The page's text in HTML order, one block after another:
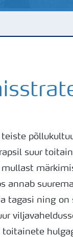
teiste
suur
annab
tagasi ning on
toitainete